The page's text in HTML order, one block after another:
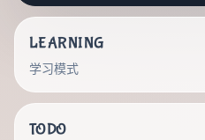
LEARNING
学习模式
TODO